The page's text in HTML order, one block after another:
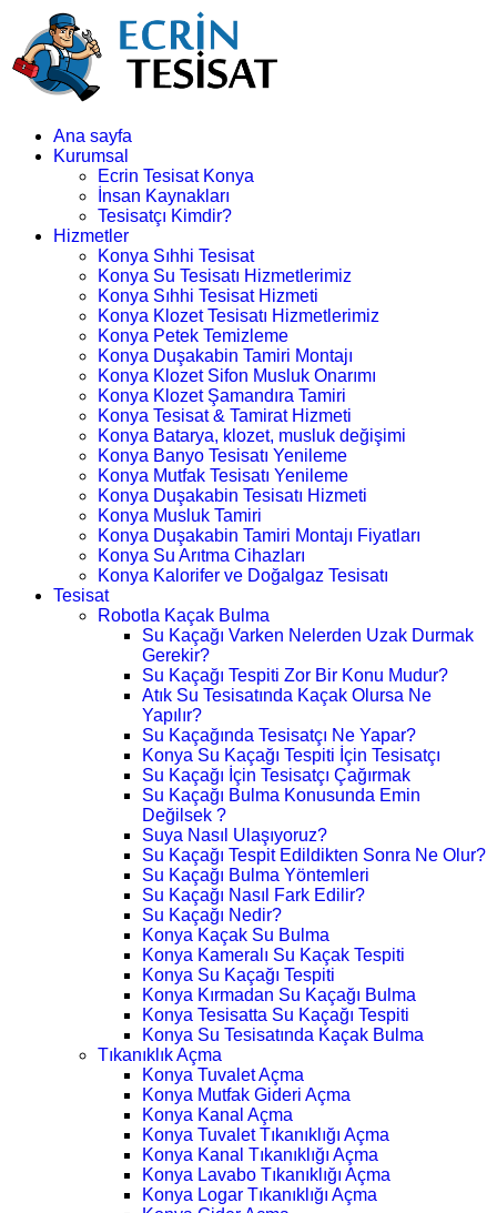
Ana sayfa
Kurumsal
Ecrin Tesisat Konya
İnsan Kaynakları
Tesisatçı Kimdir?
Hizmetler
Konya Sıhhi Tesisat
Konya Su Tesisatı Hizmetlerimiz
Konya Sıhhi Tesisat Hizmeti
Konya Klozet Tesisatı Hizmetlerimiz
Konya Petek Temizleme
Konya Duşakabin Tamiri Montajı
Konya Klozet Sifon Musluk Onarımı
Konya Klozet Şamandıra Tamiri
Konya Tesisat & Tamirat Hizmeti
Konya Batarya, klozet, musluk değişimi
Konya Banyo Tesisatı Yenileme
Konya Mutfak Tesisatı Yenileme
Konya Duşakabin Tesisatı Hizmeti
Konya Musluk Tamiri
Konya Duşakabin Tamiri Montajı Fiyatları
Konya Su Arıtma Cihazları
Konya Kalorifer ve Doğalgaz Tesisatı
Tesisat
Robotla Kaçak Bulma
Su Kaçağı Varken Nelerden Uzak Durmak
Gerekir?
Su Kaçağı Tespiti Zor Bir Konu Mudur?
Atık Su Tesisatında Kaçak Olursa Ne
Yapılır?
Su Kaçağında Tesisatçı Ne Yapar?
Konya Su Kaçağı Tespiti İçin Tesisatçı
Su Kaçağı İçin Tesisatçı Çağırmak
Su Kaçağı Bulma Konusunda Emin
Değilsek ?
Suya Nasıl Ulaşıyoruz?
Su Kaçağı Tespit Edildikten Sonra Ne Olur?
Su Kaçağı Bulma Yöntemleri
Su Kaçağı Nasıl Fark Edilir?
Su Kaçağı Nedir?
Konya Kaçak Su Bulma
Konya Kameralı Su Kaçak Tespiti
Konya Su Kaçağı Tespiti
Konya Kırmadan Su Kaçağı Bulma
Konya Tesisatta Su Kaçağı Tespiti
Konya Su Tesisatında Kaçak Bulma
Tıkanıklık Açma
Konya Tuvalet Açma
Konya Mutfak Gideri Açma
Konya Kanal Açma
Konya Tuvalet Tıkanıklığı Açma
Konya Kanal Tıkanıklığı Açma
Konya Lavabo Tıkanıklığı Açma
Konya Logar Tıkanıklığı Açma